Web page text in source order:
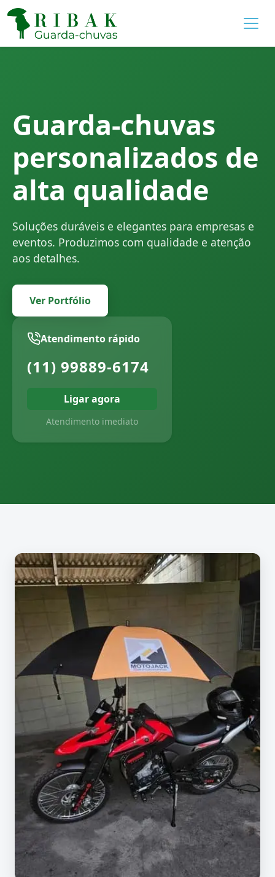
Guarda-chuvas
personalizados de
alta qualidade
Soluções duráveis e elegantes para empresas e
eventos. Produzimos com qualidade e atenção
aos detalhes.
Ver Portfólio
Atendimento rápido
(11) 99889-6174
Ligar agora
Atendimento imediato